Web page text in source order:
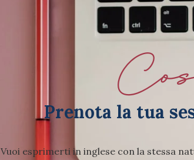
Prenota la tua
Vuoi esprimerti in inglese con la stessa